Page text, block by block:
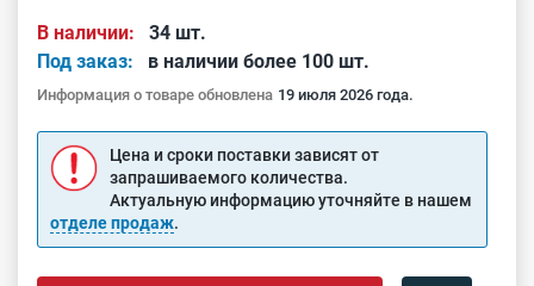
В наличии:
34 шт.
Под заказ:
в наличии более 100 шт.
Информация о товаре обновлена 19 июля 2026 года.
Цена и сроки поставки зависят от
запрашиваемого количества.
Актуальную информацию уточняйте в нашем
отделе продаж.